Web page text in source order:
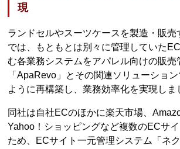
現
ランドセルやスーツケースを製造・販売
では、もともとは別々に管理していた
む各業務システムをアパレル向けの販売
「ApaRevo」とその関連ソリューショ
ように再構築し、業務効率化を実現しま
同社は自社ECのほかに楽天市場、
Yahoo！ショッピングなど複数のECサ
ため、ECサイト一元管理システム「ネ